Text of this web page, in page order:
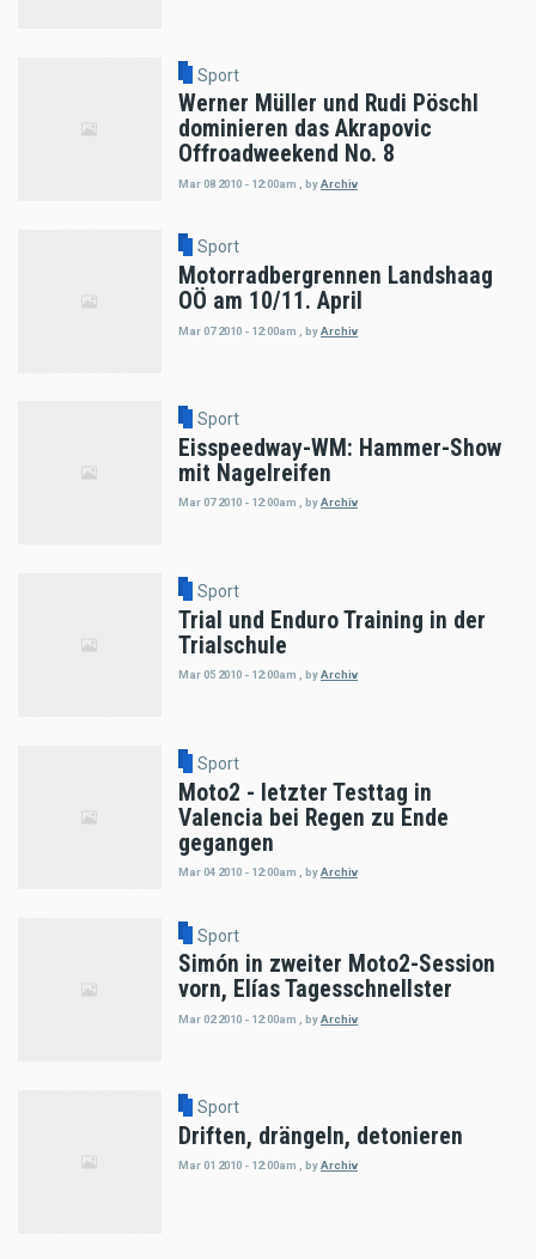
Sport
Werner Müller und Rudi Pöschl
dominieren das Akrapovic
Offroadweekend No. 8
Mar 08 2010 - 12:00am byArchiv
Sport
Motorradbergrennen Landshaag
OÖ am 10/11. April
Mar 07 2010 - 12:00am byArchiv
Sport
Eisspeedway-WM: Hammer-Show
mit Nagelreifen
Mar 07 2010 - 12:00am , byArchiv
Sport
Trial und Enduro Training in der
Trialschule
Mar 05 2010 - 12:00am byArchiv
Sport
Moto2 - letzter Testtag in
Valencia bei Regen zu Ende
gegangen
Mar 04 2010 - 12:00am byArchiv
Sport
Simón in zweiter Moto2-Session
vorn, Elías Tagesschnellster
Mar 02 2010 - 12:00am byArchiv
Sport
Driften, drängeln, detonieren
Mar 01 2010 - 12:00am , byArchiv